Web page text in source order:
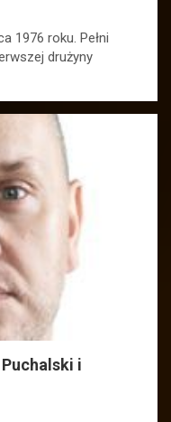
1976 roku. Pełni
drużyny
i